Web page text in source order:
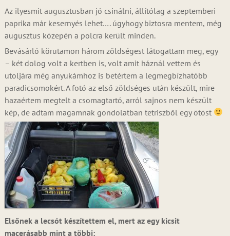
Az ilyesmit augusztusban jó csinálni, állítólag a szeptemberi
paprika már kesernyés lehet…. úgyhogy biztosra mentem, még
augusztus közepén a polcra került minden.
Bevásárló körutamon három zöldségest látogattam meg, egy
– két dolog volt a kertben is, volt amit háznál vettem és
utoljára még anyukámhoz is betértem a legmegbízhatóbb
paradicsomokért. A fotó az első zöldséges után készült, mire
hazaértem megtelt a csomagtartó, arról sajnos nem készült
kép, de adtam magamnak gondolatban tetriszből egy ötöst
Elsőnek a lecsót készítettem el, mert az egy kicsit
macerásabb mint a többi: